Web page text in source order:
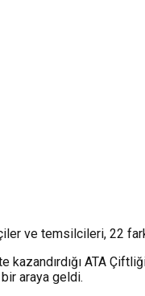
ve temsilcileri, 22
ATA
araya geldi.